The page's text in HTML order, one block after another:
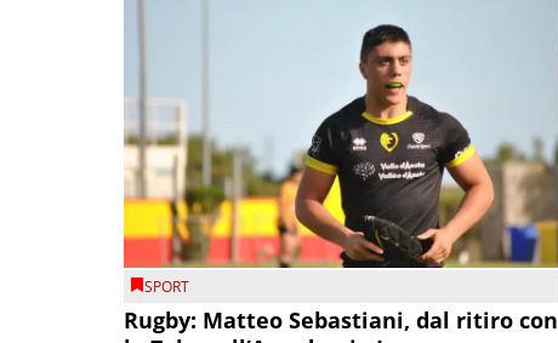
SPORT
Rugby: Matteo Sebastiani, dal ritiro con